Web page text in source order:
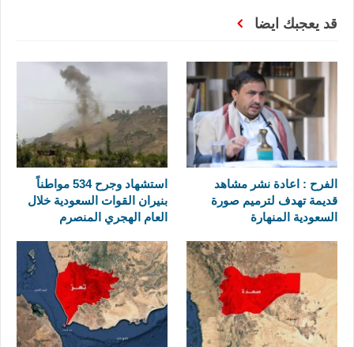
قد يعجبك ايضا
الفرح : اعادة نشر مشاهد
قديمة تهدف لترميم صورة
السعودية المنهارة
استشهاد وجرح 534 مواطناً
بنيران القوات السعودية خلال
العام الهجري المنصرم